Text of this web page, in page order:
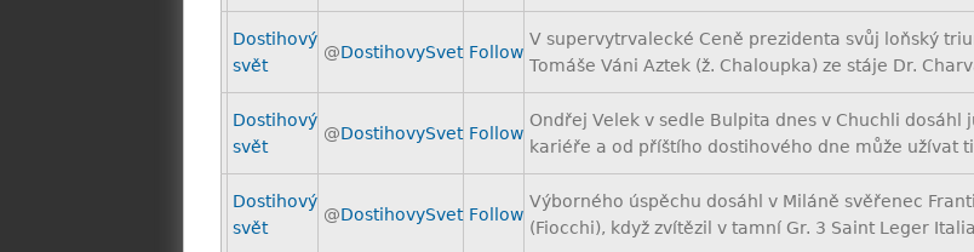
Dostihový
svět
@DostihovySvet Follow
V supervytrvalecké Ceně prezidenta svůj loňský
Tomáše Váni Aztek (ž. Chaloupka) ze stáje Dr.
Dostihový
svět
@DostihovySvet Follow
Ondřej Velek v sedle Bulpita dnes v Chuchli dosáhl
kariéře a od příštího dostihového dne může užívat
Dostihový
svět
@DostihovySvet Follow
Výborného úspěchu dosáhl v Miláně svěřenec
(Fiocchi), když zvítězil v tamní Gr. 3 Saint Leger